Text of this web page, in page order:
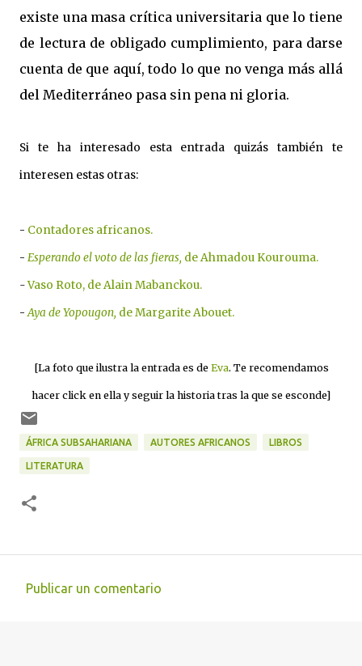
existe una masa crítica universitaria que lo tiene
de lectura de obligado cumplimiento, para darse
cuenta de que aquí, todo lo que no venga más allá
del Mediterráneo pasa sin pena ni gloria.
Si te ha interesado esta entrada quizás también te
interesen estas otras:
- Contadores africanos.
- Esperando el voto de las fieras, de Ahmadou Kourouma.
-Vaso Roto, de Alain Mabanckou.
-Aya de Yopougon, de Margarite Abouet.
[La foto que ilustra la entrada es de Eva. Te recomendamos
hacer click en ella y seguir la historia tras la que se esconde]
ÁFRICA SUBSAHARIANA AUTORES AFRICANOS LIBROS
LITERATURA
Publicar un comentario